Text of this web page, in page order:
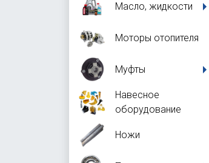
Масло, жидкости
Моторы отопителя
Муфты
Навесное
оборудование
Ножи